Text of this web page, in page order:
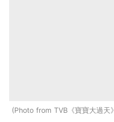
Photo from TVB《寶寶大過天》